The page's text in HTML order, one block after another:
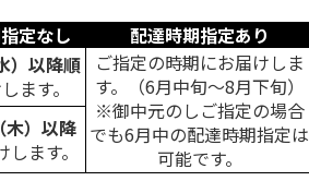
定なし
配達時期指定あり
）以降順
ます。
ご指定の時期にお届けしま
す。（6月中旬～8月下旬）
※御中元のしご指定の場合
でも6月中の配達時期指定は
可能です。
木）以降
ます。